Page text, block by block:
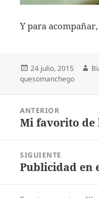
Y para
Publicado
el
24 julio, 2015
quesomanchego
entradas
ANTERIOR
Entrada
Mi favorito de
SIGUIENTE
Entrada
Publicidad en